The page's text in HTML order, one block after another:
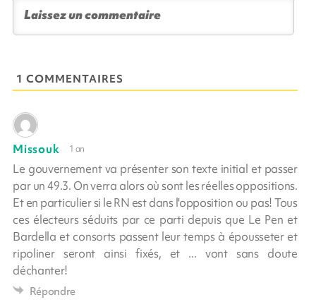
1 COMMENTAIRES
Missouk 1 an
Le gouvernement va présenter son texte initial et passer
par un 49.3. On verra alors où sont les réelles oppositions.
Et en particulier si le RN est dans l'opposition ou pas! Tous
ces électeurs séduits par ce parti depuis que Le Pen et
Bardella et consorts passent leur temps à épousseter et
ripoliner seront ainsi fixés, et ... vont sans doute
déchanter!
Répondre